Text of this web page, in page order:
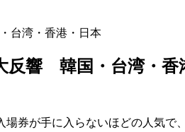
台湾・香港・日本
反響 韓国・台湾・香
が手に入らないほどの人気で